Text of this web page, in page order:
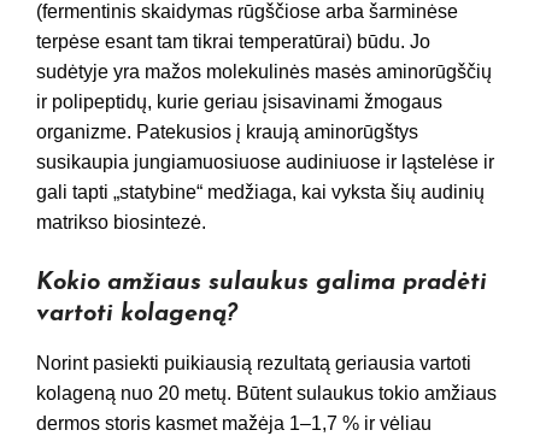
(fermentinis skaidymas rūgščiose arba šarminėse
terpėse esant tam tikrai temperatūrai) būdu. Jo
sudėtyje yra mažos molekulinės masės aminorūgščių
ir polipeptidų, kurie geriau įsisavinami žmogaus
organizme. Patekusios į kraują aminorūgštys
susikaupia jungiamuosiuose audiniuose ir ląstelėse ir
gali tapti „statybine“ medžiaga, kai vyksta šių audinių
matrikso biosintezė.
Kokio amžiaus sulaukus galima pradėti
vartoti kolageną?
Norint pasiekti puikiausią rezultatą geriausia vartoti
kolageną nuo 20 metų. Būtent sulaukus tokio amžiaus
dermos storis kasmet mažėja 1–1,7 % ir vėliau